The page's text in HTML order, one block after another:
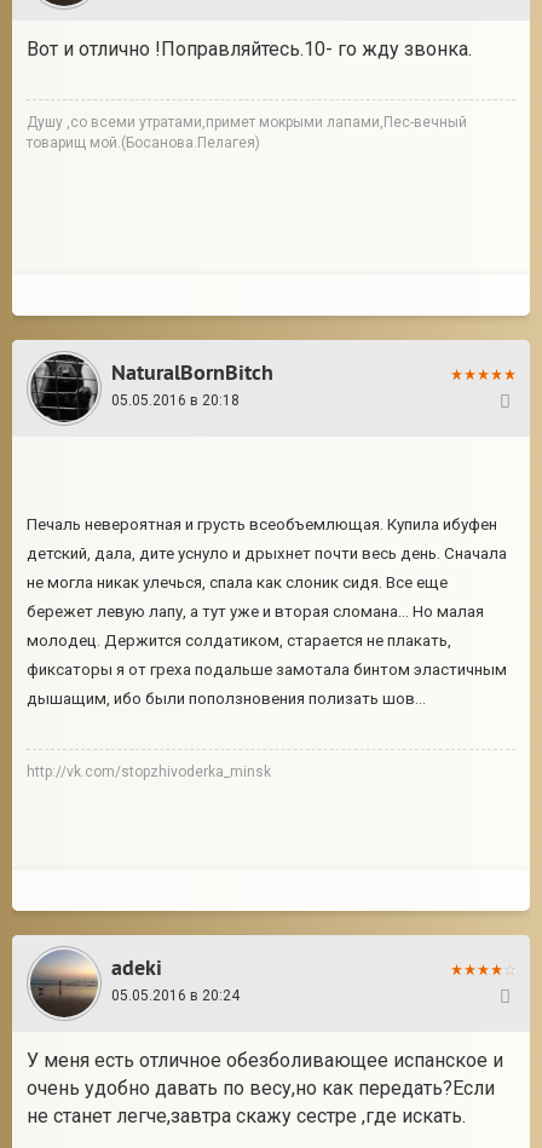
Вот и отлично !Поправляйтесь.10- го жду звонка.
Душу ,со всеми утратами,примет мокрыми лапами,Пес-вечный
товарищ мой.(Босанова.Пелагея)
NaturalBornBitch
05.05.2016 в 20:18
Печаль невероятная и грусть всеобъемлющая. Купила ибуфен
детский, дала, дите уснуло и дрыхнет почти весь день. Сначала
не могла никак улечься, спала как слоник сидя. Все еще
бережет левую лапу, а тут уже и вторая сломана... Но малая
молодец. Держится солдатиком, старается не плакать,
фиксаторы я от греха подальше замотала бинтом эластичным
дышащим, ибо были поползновения полизать шов...
http://vk.com/stopzhivoderka_minsk
adeki
05.05.2016 в 20:24
У меня есть отличное обезболивающее испанское и
очень удобно давать по весу,но как передать?Если
не станет легче,завтра скажу сестре ,где искать.